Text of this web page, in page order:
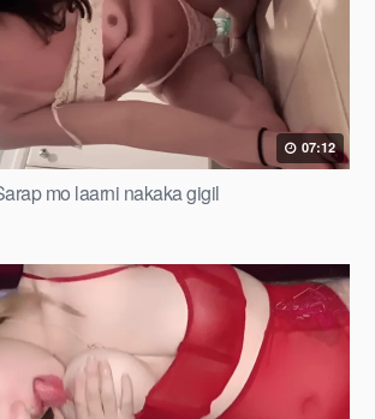
07:12
mo laarni nakaka gigil